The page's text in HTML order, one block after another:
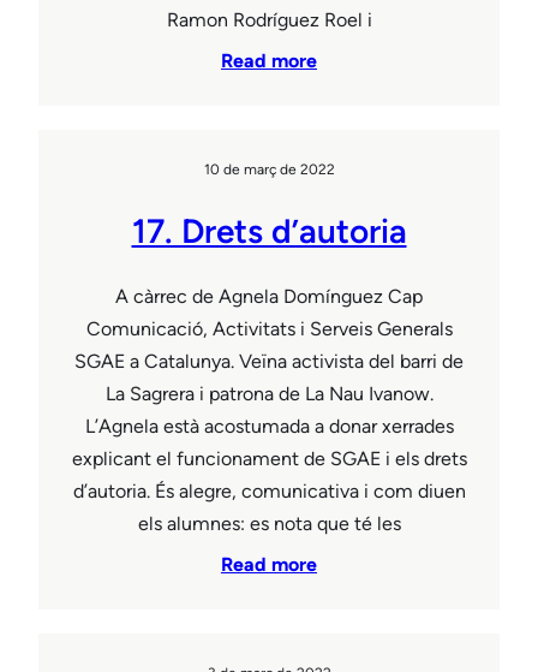
Ramon Rodríguez Roel i
Read more
10 de març de 2022
17. Drets d’autoria
A càrrec de Agnela Domínguez Cap
Comunicació, Activitats i Serveis Generals
SGAE a Catalunya. Veïna activista del barri de
La Sagrera i patrona de La Nau Ivanow.
L’Agnela està acostumada a donar xerrades
explicant el funcionament de SGAE i els drets
d’autoria. És alegre, comunicativa i com diuen
els alumnes: es nota que té les
Read more